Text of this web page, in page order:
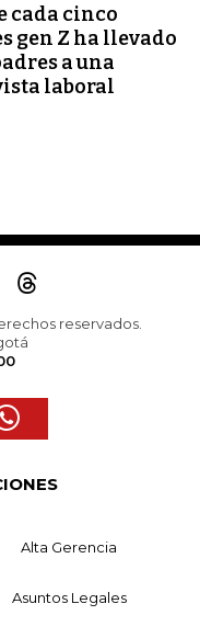
cada cinco
gen Z ha llevado
a una
laboral
reservados.
Alta Gerencia
Asuntos Legales